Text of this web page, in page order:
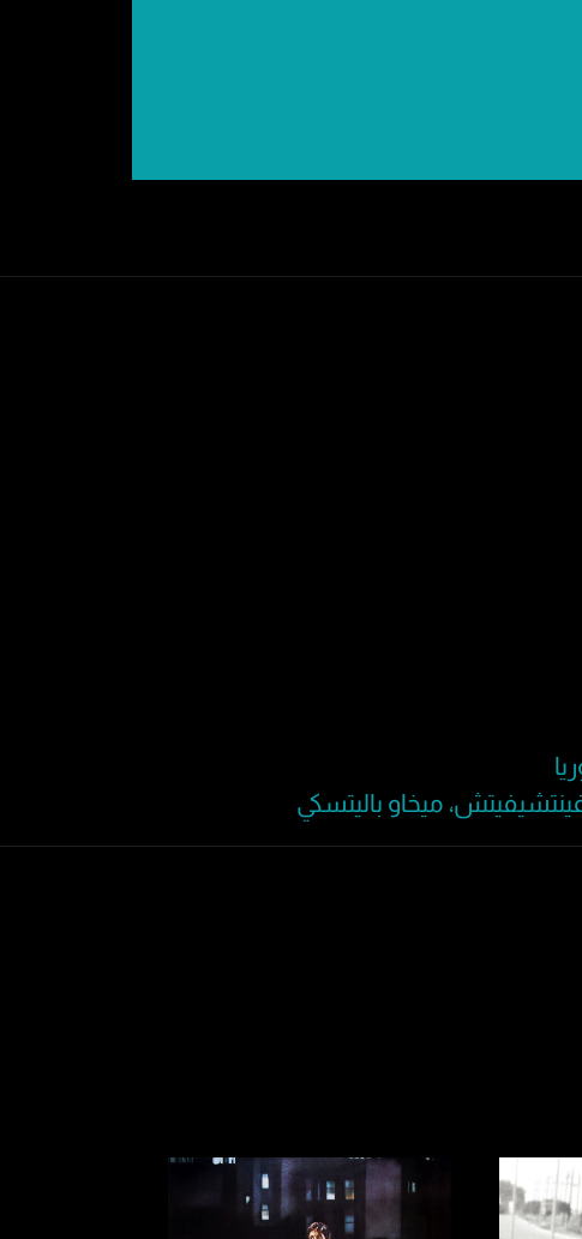
ميخاو باليتسكي